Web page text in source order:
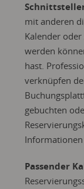
mit anderen
Kalender
werden
hast.
verknüpfen
gebuchten
Passender